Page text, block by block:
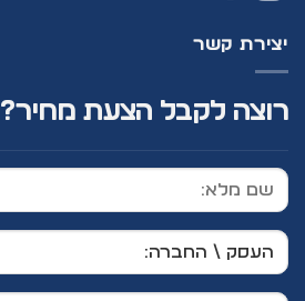
יצירת קשר
רוצה לקבל הצעת מחיר?